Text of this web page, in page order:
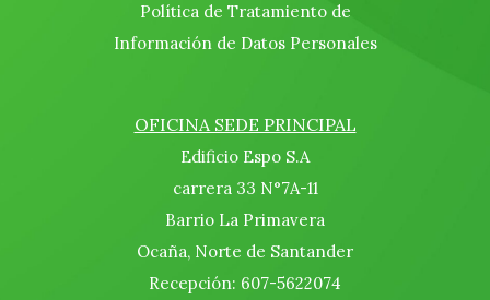
Política de Tratamiento de
Información de Datos Personales
OFICINA SEDE PRINCIPAL
Edificio Espo S.A
carrera 33 N°7A-11
Barrio La Primavera
Ocaña, Norte de Santander
Recepción: 607-5622074